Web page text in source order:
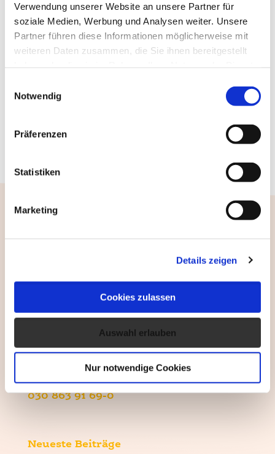
Verwendung unserer Website an unsere Partner für
soziale Medien, Werbung und Analysen weiter. Unsere
Partner führen diese Informationen möglicherweise mit
weiteren Daten zusammen, die Sie ihnen bereitgestellt
Notwendig
Präferenzen
Statistiken
Marketing
Details zeigen
Cookies zulassen
Auswahl erlauben
Nur notwendige Cookies
Für Hinweise zur
Verarbeitung Ihrer Eingaben und
Widerrufsmöglichkeiten, verweisen wir auf unsere
Verbinden Sie sich mit uns
Facebook
030 863 91 69-0
Neueste Beiträge